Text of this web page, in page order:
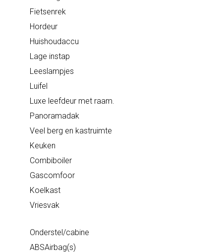
Fietsenrek
Hordeur
Huishoudaccu
Lage instap
Leeslampjes
Luifel
Luxe leefdeur met raam.
Panoramadak
Veel berg en kastruimte
Keuken
Combiboiler
Gascomfoor
Koelkast
Vriesvak
Onderstel/cabine
ABSAirbag(s)